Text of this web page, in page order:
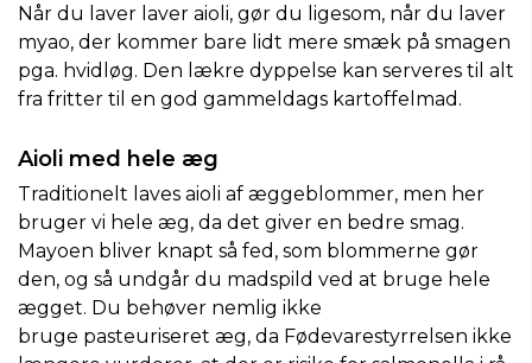
Når du laver laver aioli, gør du ligesom, når du laver
myao, der kommer bare lidt mere smæk på smagen
pga. hvidløg. Den lækre dyppelse kan serveres til alt
fra fritter til en god gammeldags kartoffelmad.
Aioli med hele æg
Traditionelt laves aioli af æggeblommer, men her
bruger vi hele æg, da det giver en bedre smag.
Mayoen bliver knapt så fed, som blommerne gør
den, og så undgår du madspild ved at bruge hele
ægget. Du behøver nemlig ikke
bruge pasteuriseret æg, da Fødevarestyrrelsen ikke